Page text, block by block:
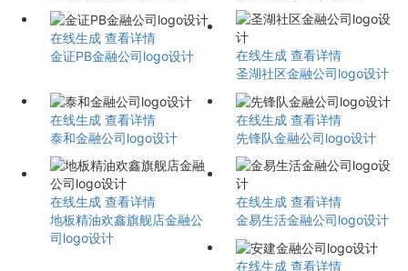
在线生成 查看详情
金证PB金融公司logo设计
在线生成 查看详情
圣湖社区金融公司logo设计
在线生成 查看详情
泰和金融公司logo设计
在线生成 查看详情
先锋队金融公司logo设计
在线生成 查看详情
地板精油欢鑫旗舰店金融公
司logo设计
在线生成 查看详情
金易生活金融公司logo设计
在线生成 查看详情